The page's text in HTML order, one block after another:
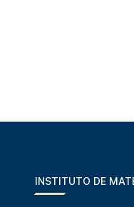
INSTITUTO DE